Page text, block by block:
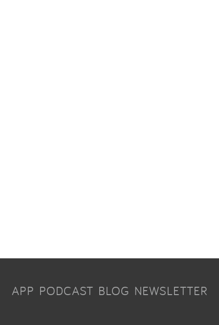
APP PODCAST BLOG NEWSLETTER